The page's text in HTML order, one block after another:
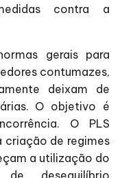
contra a
gerais para
contumazes,
deixam de
O objetivo é
O PLS
criação de regimes
a utilização do